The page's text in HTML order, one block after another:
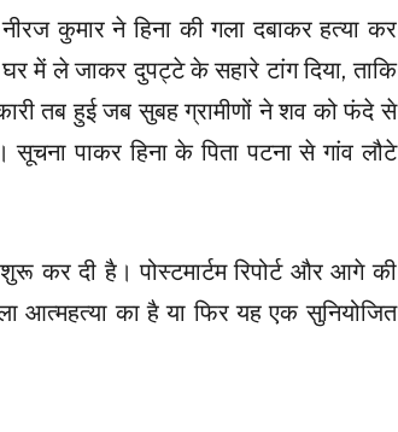
कुमार ने हिना की गला दबाकर हत्या कर
में ले जाकर दुपट्टे के सहारे टांग दिया, ताकि
तब हुई जब सुबह ग्रामीणों ने शव को फंदे से
पाकर हिना के पिता पटना से गांव लौटे
दी है। पोस्टमार्टम रिपोर्ट और आगे की
आत्महत्या का है या फिर यह एक सुनियोजित